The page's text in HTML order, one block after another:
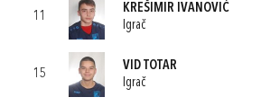
11
KREŠIMIR IVANOVIĆ
Igrač
15
VID TOTAR
Igrač